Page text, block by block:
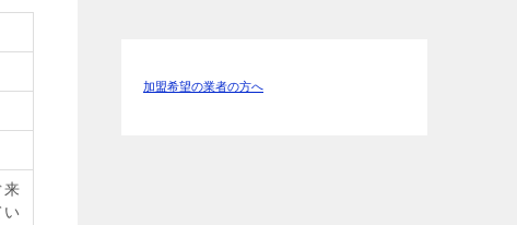
来
い
加盟希望の業者の方へ